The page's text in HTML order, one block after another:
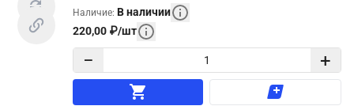
Наличие: В наличии
220,00 ₽/шт
− +